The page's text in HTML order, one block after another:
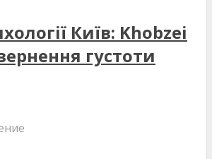
Київ: Khobzei
густоти